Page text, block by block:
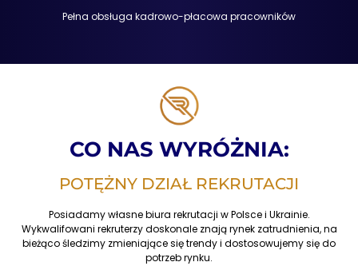
Pełna obsługa kadrowo-płacowa pracowników
CO NAS WYRÓŻNIA:
POTĘŻNY DZIAŁ REKRUTACJI
Posiadamy własne biura rekrutacji w Polsce i Ukrainie.
Wykwalifowani rekruterzy doskonale znają rynek zatrudnienia, na
bieżąco śledzimy zmieniające się trendy i dostosowujemy się do
potrzeb rynku.